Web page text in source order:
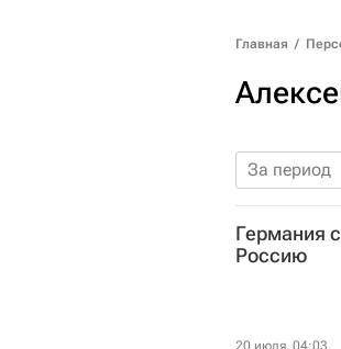
Главная /
За период
Германия
Россию